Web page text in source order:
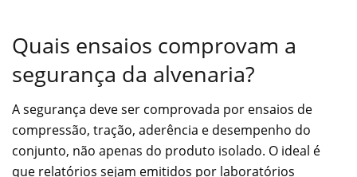
Quais ensaios comprovam a
segurança da alvenaria?
A segurança deve ser comprovada por ensaios de
compressão, tração, aderência e desempenho do
conjunto, não apenas do produto isolado. O ideal é
que relatórios sejam emitidos por laboratórios